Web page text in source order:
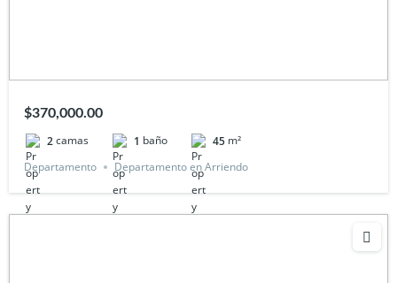
$370,000.00
2camas 1 baño 45 m²
Departamento
Departamento en Arriendo